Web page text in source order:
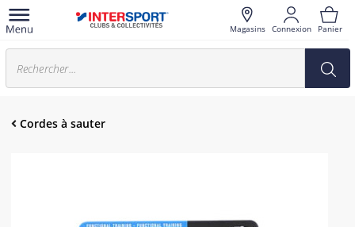
Magasins Connexion Panier
Cordes à sauter